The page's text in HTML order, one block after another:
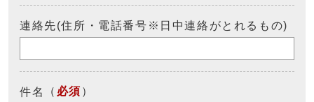
連絡先(住所・電話番号※日中連絡がとれるもの)
件名 （ 必須 ）